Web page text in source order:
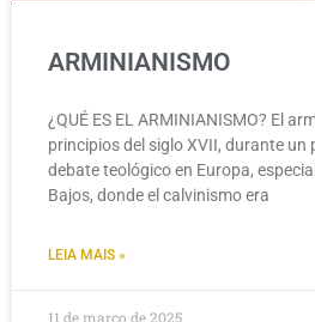
ARMINIANISMO
¿QUÉ ES EL ARMINIANISMO? El
principios del siglo XVII, durante un
debate teológico en Europa,
Bajos, donde el calvinismo era
LEIA MAIS »
11 de março de 2025